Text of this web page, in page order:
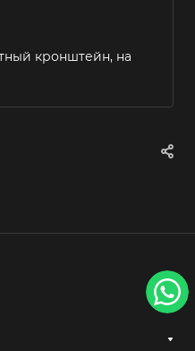
кронштейн, на